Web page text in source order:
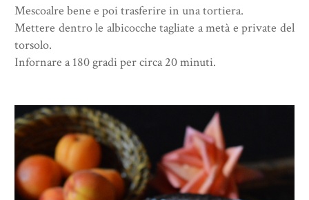
Mescoalre bene e poi trasferire in una tortiera.
Mettere dentro le albicocche tagliate a metà e private del
torsolo.
Infornare a 180 gradi per circa 20 minuti.